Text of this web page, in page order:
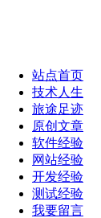
站点首页
技术人生
旅途足迹
原创文章
软件经验
网站经验
开发经验
测试经验
我要留言